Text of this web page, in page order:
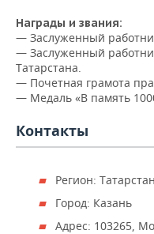
Награды и звания:
— Заслуженный
— Заслуженный
Татарстана.
— Почетная грамота
— Медаль «В память
Контакты
Регион: Татарстан
Город: Казань
Адрес: 103265,